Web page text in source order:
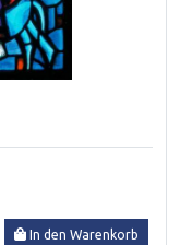
In den Warenkorb